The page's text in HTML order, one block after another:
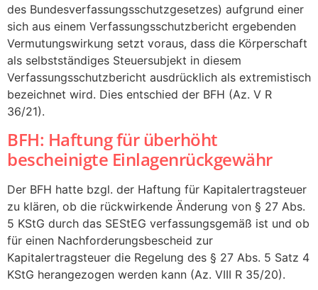
des Bundesverfassungsschutzgesetzes) aufgrund einer
sich aus einem Verfassungsschutzbericht ergebenden
Vermutungswirkung setzt voraus, dass die Körperschaft
als selbstständiges Steuersubjekt in diesem
Verfassungsschutzbericht ausdrücklich als extremistisch
bezeichnet wird. Dies entschied der BFH (Az. V R
36/21).
BFH: Haftung für überhöht
bescheinigte Einlagenrückgewähr
Der BFH hatte bzgl. der Haftung für Kapitalertragsteuer
zu klären, ob die rückwirkende Änderung von § 27 Abs.
5 KStG durch das SEStEG verfassungsgemäß ist und ob
für einen Nachforderungsbescheid zur
Kapitalertragsteuer die Regelung des § 27 Abs. 5 Satz 4
KStG herangezogen werden kann (Az. VIII R 35/20).